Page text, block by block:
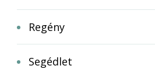
Regény
Segédlet